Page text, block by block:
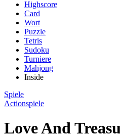
Highscore
Card
Wort
Puzzle
Tetris
Sudoku
Turniere
Mahjong
Inside
Spiele
Actionspiele
Love And